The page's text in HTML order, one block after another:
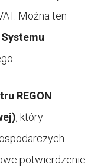
Można ten
Systemu
REGON
, który
potwierdzenie